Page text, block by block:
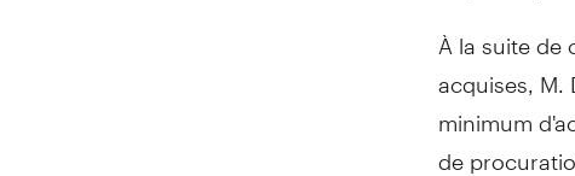
À la suite
acquises,
minimum
de